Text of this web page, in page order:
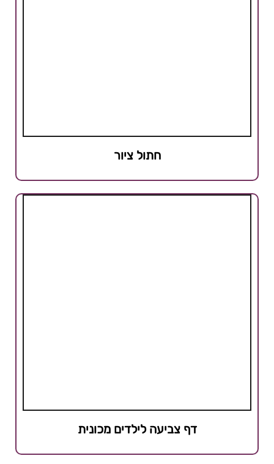
חתול ציור
דף צביעה לילדים מכונית